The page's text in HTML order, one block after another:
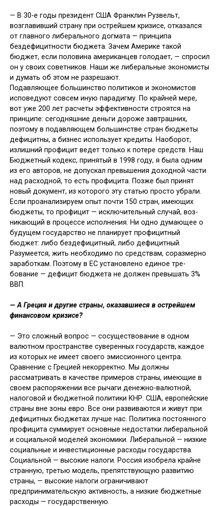
— В 30-е годы президент США Франклин Рузвельт,
возглавивший страну при острейшем кризисе, отка­зался
от главного либерального догма­та — принципа
бездефицитности бюд­жета. Зачем Америке такой
бюджет, если половина американцев голодает, — спросил
он у своих советников. На­ши же либеральные экономисты
и ду­мать об этом не разрешают.
Подавляющее большинство полити­ков и экономистов
исповедуют совсем иную парадигму. По крайней мере,
вот уже 200 лет расчеты эффективности строятся на
принципе: сегодняшние деньги дороже завтрашних,
поэтому в подавляющем большинстве стран бюджеты
дефицитны, а бизнес исполь­зует кредиты. Наоборот,
излишний про­фицит ведет только к потере средств. Наш
Бюджетный кодекс, принятый в 1998 году, я была одним
из его авторов, не допускал превышения доходной ча­сти
над расходной, то есть профицита. Позже был принят
новый документ, из которого эту статью просто убрали.
Если проанализируем опыт почти 150 стран, имеющих
бюджеты, то про­фицит — исключительный случай, воз­
никающий в процессе исполнения. Ни одно думающее о
будущем государство не планирует профицитный
бюджет: либо бездефицитный, либо дефицит­ный.
Разумеется, жить необходимо по средствам, соразмерно
заработкам. Поэтому в ЕС установлено единое тре­
бование — дефицит бюджета не должен превышать 3%
ВВП.
— А Греция и другие страны, ока­завшиеся в острейшем
финансо­вом кризисе?
— Это сложный вопрос — сосу­ществование в одном
валютном про­странстве суверенных государств, каждое
из которых не имеет своего эмиссионного центра.
Сравнение с Грецией некорректно. Мы должны
рассматривать в качестве примеров страны, имеющие в
своем распоряже­нии все рычаги денежно-валютной,
налоговой и бюджетной политики КНР. США, европейские
страны вне зоны евро. Все они развиваются и жи­вут при
дефицитных бюджетах лучше нас. Политика постоянного
профи­цита суммирует основные недостатки либеральной
и социальной моделей экономики. Либеральной — низкие
со­циальные и инвестиционные расходы государства.
Социальной — высокие налоги. Россия изобрела крайне
стран­ную, третью модель, препятствующую развитию
страны, — высокие налоги ограничивают
предпринимательскую активность, а низкие бюджетные
рас­ходы — государственную.